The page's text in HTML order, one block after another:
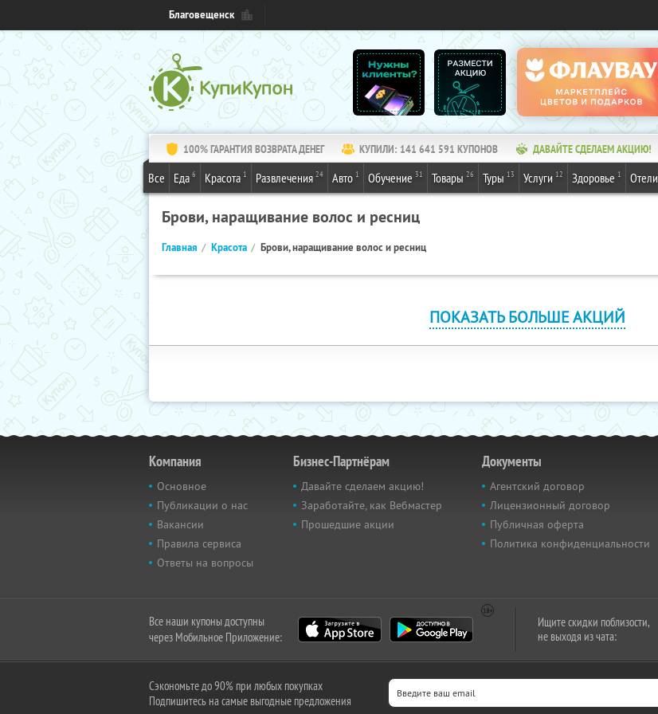
Благовещенск
100% ГАРАНТИЯ ВОЗВРАТА ДЕНЕГ КУПИЛИ: 141 641 591 КУПОНОВ ДАВАЙТЕ СДЕЛАЕМ АКЦИЮ!
Все Еда 6 Красота 1 Развлечения 24 Авто 1 Обучение 31 Товары 26 Туры 13 Услуги 12 Здоровье 1 Отели
Брови, наращивание волос и ресниц
Главная Красота Брови, наращивание волос и ресниц
ПОКАЗАТЬ БОЛЬШЕ АКЦИЙ
Компания
Основное
Публикации о нас
Вакансии
Правила сервиса
Ответы на вопросы
Бизнес-Партнёрам
Давайте сделаем акцию!
Заработайте, как Вебмастер
Прошедшие акции
Документы
Агентский договор
Лицензионный договор
Публичная оферта
Политика конфиденциальности
Все наши купоны доступны
через Мобильное Приложение:
Ищите скидки поблизости,
не выходя из чата:
Сэкономьте до 90% при любых покупках
Подпишитесь на самые выгодные предложения